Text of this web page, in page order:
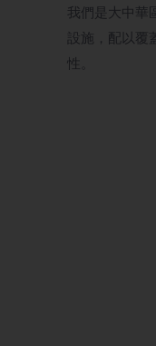
我們是大中華
設施，配以覆
性。